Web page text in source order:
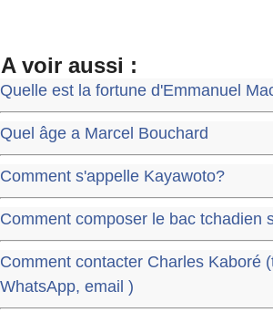
A voir aussi :
Quelle est la fortune d'Emmanuel
Quel âge a Marcel Bouchard
Comment s'appelle Kayawoto?
Comment composer le bac tchadien
Comment contacter Charles Kaboré
WhatsApp, email )